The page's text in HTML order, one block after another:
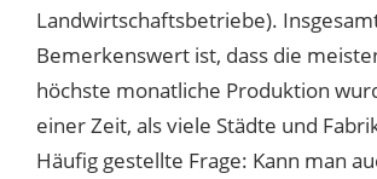
Landwirtschaftsbetriebe).
Bemerkenswert ist, dass die
höchste monatliche Produktion
einer Zeit, als viele Städte und
Häufig gestellte Frage: Kann man